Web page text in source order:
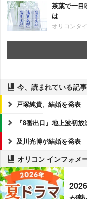
茶葉で一目
は
オリコンタ
今、読まれている記事
戸塚純貴、結婚を発表
『8番出口』地上波初放
及川光博が結婚を発表
オリコン インフォメ